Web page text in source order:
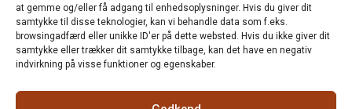
at gemme og/eller få adgang til enhedsoplysninger. Hvis du giver dit
samtykke til disse teknologier, kan vi behandle data som f.eks.
browsingadfærd eller unikke ID'er på dette websted. Hvis du ikke giver dit
samtykke eller trækker dit samtykke tilbage, kan det have en negativ
indvirkning på visse funktioner og egenskaber.
Nyheder
Sådan tjekker vi
rollelister
Privatlivspolitik
Cookiepolitik